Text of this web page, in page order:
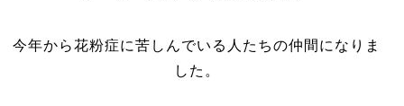
今年から花粉症に苦しんでいる人たちの仲間になりま
した。